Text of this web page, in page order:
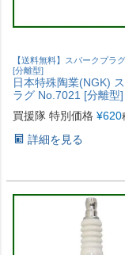
【送料無料】スパークプラ
[分離型]
日本特殊陶業(NGK)
ラグ No.7021 [分離型
買援隊 特別価格 ¥620
詳細を見る